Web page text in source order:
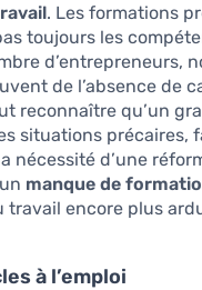
. Les formations
toujours les
d’entrepreneurs,
de l’absence de
reconnaître qu’un
situations précaires,
nécessité d’une
manque de
travail encore plus
à l’emploi